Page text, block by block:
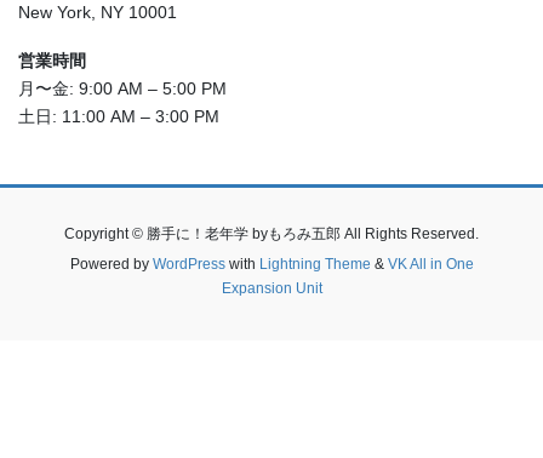
New York, NY 10001
営業時間
月〜金: 9:00 AM – 5:00 PM
土日: 11:00 AM – 3:00 PM
Copyright © 勝手に！老年学 byもろみ五郎 All Rights Reserved.
Powered by WordPresswith Lightning Theme & VK All in One
Expansion Unit